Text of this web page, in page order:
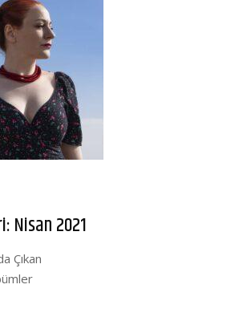
Nisan 2021
Çıkan